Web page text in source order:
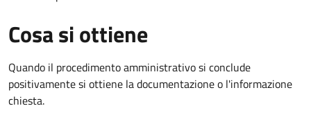
Cosa si ottiene
Quando il procedimento amministrativo si conclude
positivamente si ottiene la documentazione o l'informazione
chiesta.